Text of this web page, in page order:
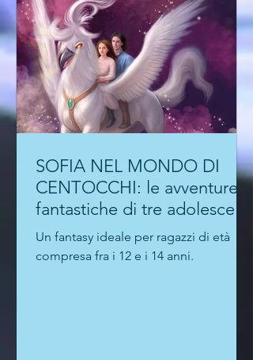
SOFIA NEL MONDO DI
CENTOCCHI: le avventure
fantastiche di tre adolescenti
alla scoperta di sé
Un fantasy ideale per ragazzi di età